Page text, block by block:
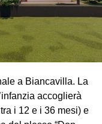
a Biancavilla. La
accoglierà
i 12 e i 36 mesi) e